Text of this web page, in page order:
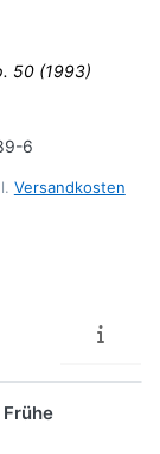
50 (1993)
6
Versandkosten